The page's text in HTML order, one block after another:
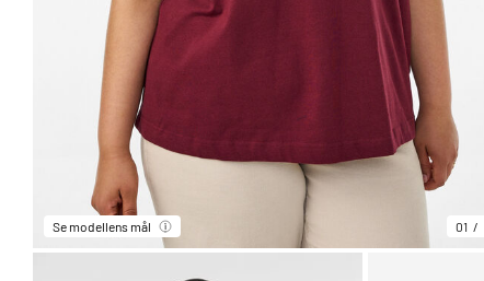
Se modellens mål 01